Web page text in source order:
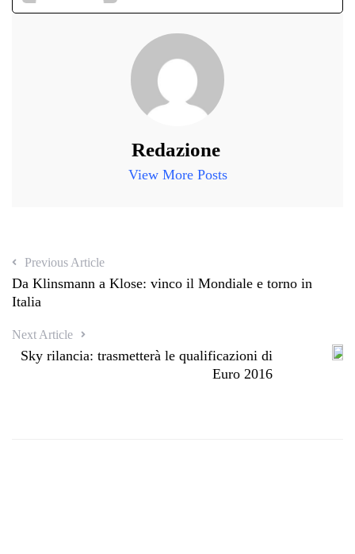
Redazione
View More Posts
Previous Article
Da Klinsmann a Klose: vinco il Mondiale e torno in
Italia
Next Article
Sky rilancia: trasmetterà le qualificazioni di
Euro 2016